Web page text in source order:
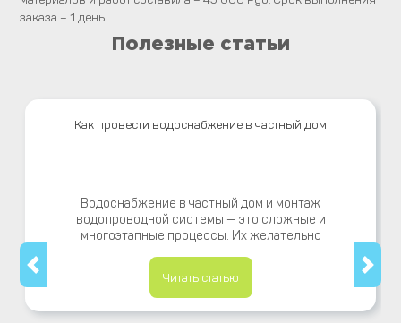
заказа – 1 день.
Полезные статьи
Как провести водоснабжение в частный дом
Водоснабжение в частный дом и монтаж
водопроводной системы — это сложные и
многоэтапные процессы. Их желательно
Читать статью